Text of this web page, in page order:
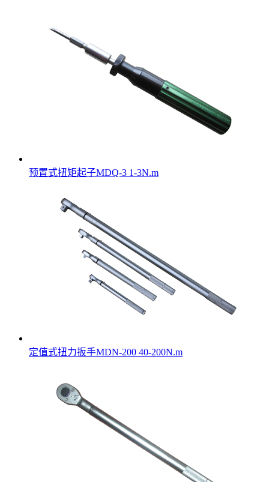
预置式扭矩起子MDQ-3 1-3N.m
定值式扭力扳手MDN-200 40-200N.m